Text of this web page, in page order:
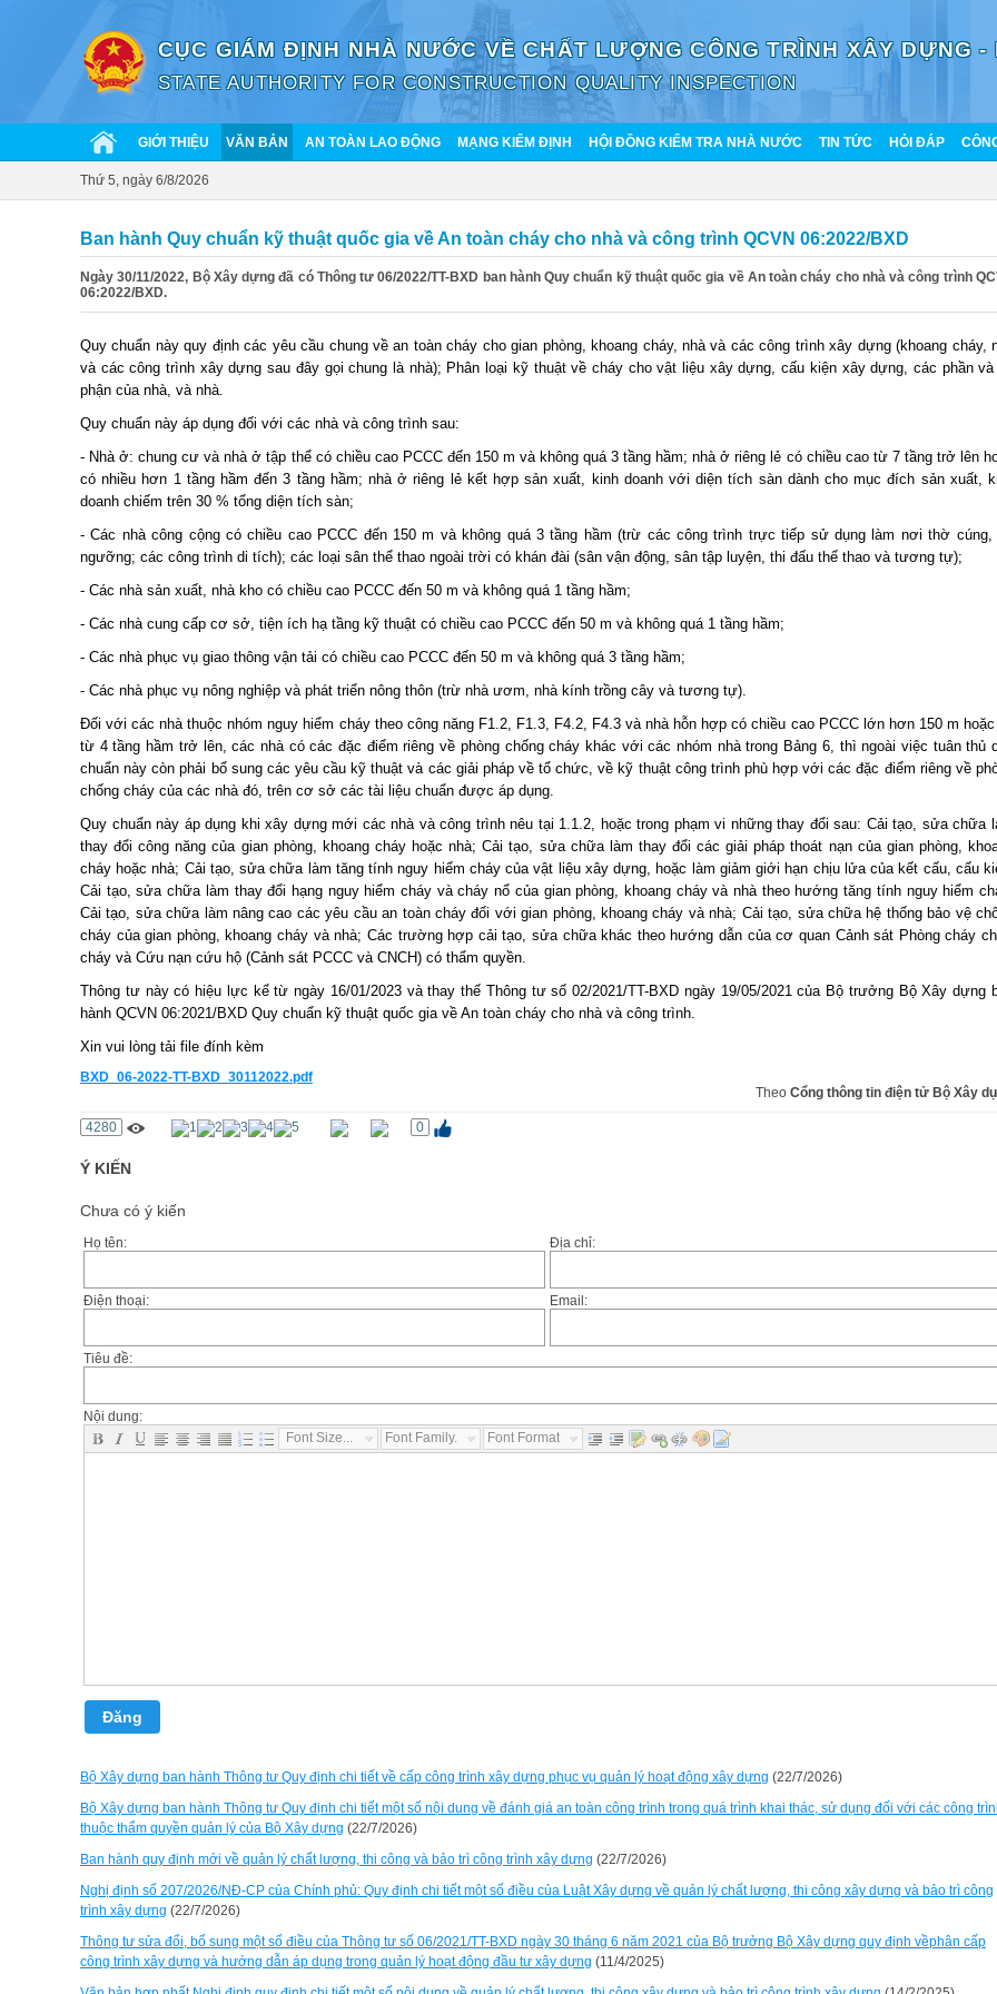
CỤC GIÁM ĐỊNH NHÀ NƯỚC VỀ CHẤT LƯỢNG CÔNG TRÌNH XÂY DỰNG -
STATE AUTHORITY FOR CONSTRUCTION QUALITY INSPECTION
GIỚI THIỆU VĂN BẢN AN TOÀN LAO ĐỘNG MẠNG KIỂM ĐỊNH HỘI ĐỒNG KIỂM TRA NHÀ NƯỚC TIN TỨC HỎI ĐÁP
Thứ 5, ngày 6/8/2026
Ban hành Quy chuẩn kỹ thuật quốc gia về An toàn cháy cho nhà và công trình QCVN 06:2022/BXD
Ngày 30/11/2022, Bộ Xây dựng đã có Thông tư 06/2022/TT-BXD ban hành Quy chuẩn kỹ thuật quốc gia về An toàn cháy cho nhà và công trình
06:2022/BXD.
Quy chuẩn này quy định các yêu cầu chung về an toàn cháy cho gian phòng, khoang cháy, nhà và các công trình xây dựng (khoang cháy,
và các công trình xây dựng sau đây gọi chung là nhà); Phân loại kỹ thuật về cháy cho vật liệu xây dựng, cấu kiện xây dựng, các phần và
phận của nhà, và nhà.
Quy chuẩn này áp dụng đối với các nhà và công trình sau:
- Nhà ở: chung cư và nhà ở tập thể có chiều cao PCCC đến 150 m và không quá 3 tầng hầm; nhà ở riêng lẻ có chiều cao từ 7 tầng trở lên
có nhiều hơn 1 tầng hầm đến 3 tầng hầm; nhà ở riêng lẻ kết hợp sản xuất, kinh doanh với diện tích sàn dành cho mục đích sản xuất,
doanh chiếm trên 30 % tổng diện tích sàn;
- Các nhà công cộng có chiều cao PCCC đến 150 m và không quá 3 tầng hầm (trừ các công trình trực tiếp sử dụng làm nơi thờ cúng,
ngưỡng; các công trình di tích); các loại sân thể thao ngoài trời có khán đài (sân vận động, sân tập luyện, thi đấu thể thao và tương tự);
- Các nhà sản xuất, nhà kho có chiều cao PCCC đến 50 m và không quá 1 tầng hầm;
- Các nhà cung cấp cơ sở, tiện ích hạ tầng kỹ thuật có chiều cao PCCC đến 50 m và không quá 1 tầng hầm;
- Các nhà phục vụ giao thông vận tải có chiều cao PCCC đến 50 m và không quá 3 tầng hầm;
- Các nhà phục vụ nông nghiệp và phát triển nông thôn (trừ nhà ươm, nhà kính trồng cây và tương tự).
Đối với các nhà thuộc nhóm nguy hiểm cháy theo công năng F1.2, F1.3, F4.2, F4.3 và nhà hỗn hợp có chiều cao PCCC lớn hơn 150 m
từ 4 tầng hầm trở lên, các nhà có các đặc điểm riêng về phòng chống cháy khác với các nhóm nhà trong Bảng 6, thì ngoài việc tuân thủ
chuẩn này còn phải bổ sung các yêu cầu kỹ thuật và các giải pháp về tổ chức, về kỹ thuật công trình phù hợp với các đặc điểm riêng về
chống cháy của các nhà đó, trên cơ sở các tài liệu chuẩn được áp dụng.
Quy chuẩn này áp dụng khi xây dựng mới các nhà và công trình nêu tại 1.1.2, hoặc trong phạm vi những thay đổi sau: Cải tạo, sửa chữa
thay đổi công năng của gian phòng, khoang cháy hoặc nhà; Cải tạo, sửa chữa làm thay đổi các giải pháp thoát nạn của gian phòng,
cháy hoặc nhà; Cải tạo, sửa chữa làm tăng tính nguy hiểm cháy của vật liệu xây dựng, hoặc làm giảm giới hạn chịu lửa của kết cấu, cấu
Cải tạo, sửa chữa làm thay đổi hạng nguy hiểm cháy và cháy nổ của gian phòng, khoang cháy và nhà theo hướng tăng tính nguy hiểm
Cải tạo, sửa chữa làm nâng cao các yêu cầu an toàn cháy đối với gian phòng, khoang cháy và nhà; Cải tạo, sửa chữa hệ thống bảo vệ
cháy của gian phòng, khoang cháy và nhà; Các trường hợp cải tạo, sửa chữa khác theo hướng dẫn của cơ quan Cảnh sát Phòng cháy
cháy và Cứu nạn cứu hộ (Cảnh sát PCCC và CNCH) có thẩm quyền.
Thông tư này có hiệu lực kể từ ngày 16/01/2023 và thay thế Thông tư số 02/2021/TT-BXD ngày 19/05/2021 của Bộ trưởng Bộ Xây dựng
hành QCVN 06:2021/BXD Quy chuẩn kỹ thuật quốc gia về An toàn cháy cho nhà và công trình.
Xin vui lòng tải file đính kèm
BXD_06-2022-TT-BXD_30112022.pdf
Theo Cổng thông tin điện tử Bộ Xây
4280 0
Ý KIẾN
Chưa có ý kiến
Họ tên: Địa chỉ:
Điện thoại: Email:
Tiêu đề:
Nội dung:
Font Size...
Font Family... Font Format...
Đăng
Bộ Xây dựng ban hành Thông tư Quy định chi tiết về cấp công trình xây dựng phục vụ quản lý hoạt động xây dựng (22/7/2026)
Bộ Xây dựng ban hành Thông tư Quy định chi tiết một số nội dung về đánh giá an toàn công trình trong quá trình khai thác, sử dụng đối với các công
thuộc thẩm quyền quản lý của Bộ Xây dựng (22/7/2026)
Ban hành quy định mới về quản lý chất lượng, thi công và bảo trì công trình xây dựng (22/7/2026)
Nghị định số 207/2026/NĐ-CP của Chính phủ: Quy định chi tiết một số điều của Luật Xây dựng về quản lý chất lượng, thi công xây dựng và bảo trì công
trình xây dựng (22/7/2026)
Thông tư sửa đổi, bổ sung một số điều của Thông tư số 06/2021/TT-BXD ngày 30 tháng 6 năm 2021 của Bộ trưởng Bộ Xây dựng quy định vềphân cấp
công trình xây dựng và hướng dẫn áp dụng trong quản lý hoạt động đầu tư xây dựng (11/4/2025)